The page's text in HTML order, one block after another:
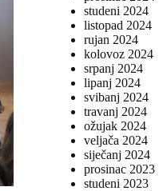
studeni 2024
listopad 2024
rujan 2024
kolovoz 2024
srpanj 2024
lipanj 2024
svibanj 2024
travanj 2024
ožujak 2024
veljača 2024
siječanj 2024
prosinac 2023
studeni 2023